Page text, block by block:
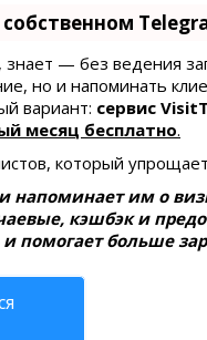
знает — без ведения
но и напоминать
вариант: сервис
месяц бесплатно.
который
напоминает им о
кэшбэк и
помогает больше